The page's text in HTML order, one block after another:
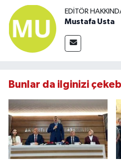
EDITÖR
Mustafa Usta
Bunlar da ilginizi